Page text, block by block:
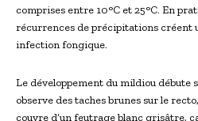
comprises entre 10°C et 25°C. En
récurrences de précipitations créent
infection fongique.
Le développement du mildiou débute
observe des taches brunes sur le
couvre d’un feutrage blanc grisâtre,